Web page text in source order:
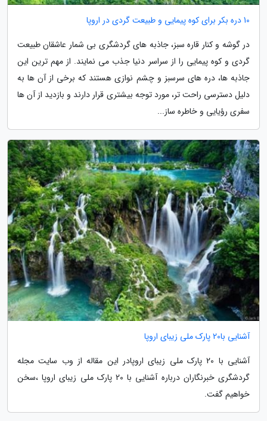
10 دره بکر برای کوه پیمایی و طبیعت گردی در اروپا
در گوشه و کنار قاره سبز، جاذبه های گردشگری بی شمار عاشقان طبیعت
گردی و کوه پیمایی را از سراسر دنیا جذب می نمایند. از مهم ترین این
جاذبه ها، دره های سرسبز و چشم نوازی هستند که برخی از آن ها به
دلیل دسترسی راحت تر، مورد توجه بیشتری قرار دارند و بازدید از آن ها
سفری رؤیایی و خاطره ساز...
آشنایی با20 پارک ملی زیبای اروپا
آشنایی با 20 پارک ملی زیبای اروپادر این مقاله از وب سایت مجله
گردشگری خبرنگاران درباره آشنایی با 20 پارک ملی زیبای اروپا ،سخن
خواهیم گفت.